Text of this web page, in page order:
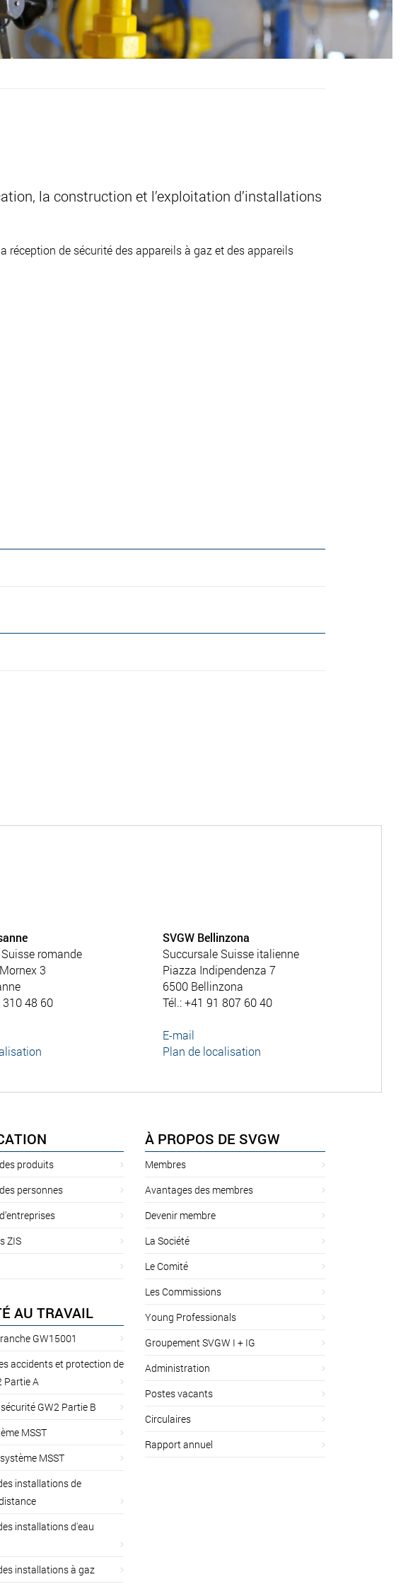
la construction et l’exploitation d’installations
réception de sécurité des appareils à gaz et des appareils
romande
3
310 48 60
SVGW Bellinzona
Succursale Suisse italienne
Piazza Indipendenza 7
6500 Bellinzona
Tél.: +41 91 807 60 40
E-mail
Plan de localisation
produits
personnes
ZIS
AU TRAVAIL
GW15001
accidents et protection de
Partie A
GW2 Partie B
MSST
MSST
installations de
installations d'eau
installations à gaz
À PROPOS DE SVGW
Membres
Avantages des membres
Devenir membre
La Société
Le Comité
Les Commissions
Young Professionals
Groupement SVGW I + IG
Administration
Postes vacants
Circulaires
Rapport annuel